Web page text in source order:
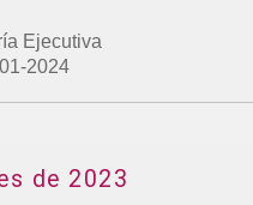
Ejecutiva
2024
de 2023